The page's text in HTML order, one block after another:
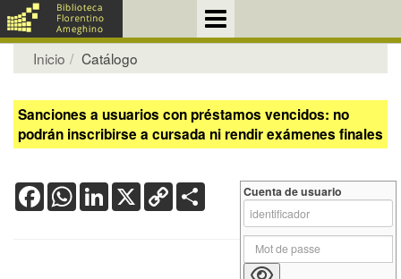
Inicio Catálogo
Sanciones a usuarios con préstamos vencidos: no
podrán inscribirse a cursada ni rendir exámenes finales
FacebookWhatsApp
LinkedIn
X Copy
Link
Cuenta de usuario